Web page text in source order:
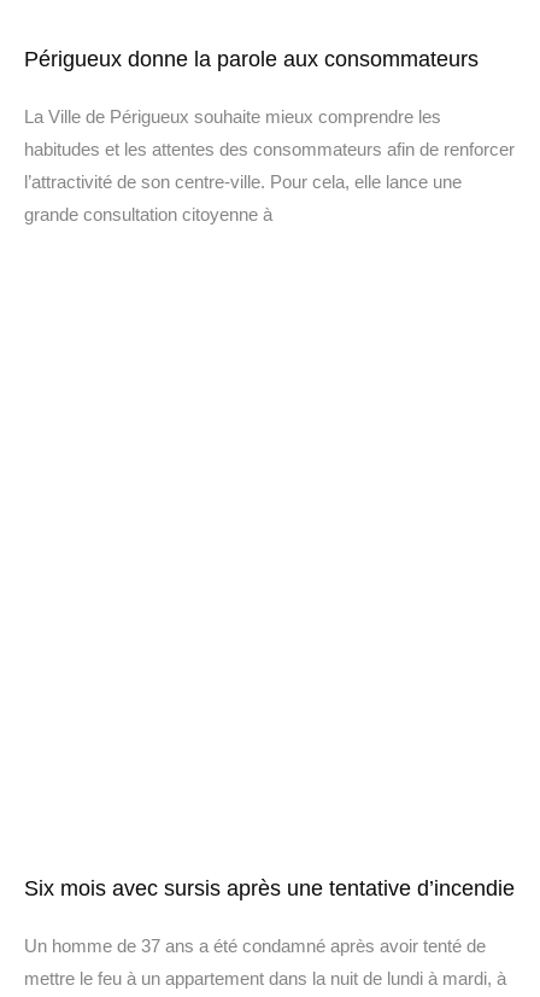
Périgueux donne la parole aux consommateurs
La Ville de Périgueux souhaite mieux comprendre les
habitudes et les attentes des consommateurs afin de renforcer
l’attractivité de son centre-ville. Pour cela, elle lance une
grande consultation citoyenne à
Six mois avec sursis après une tentative d’incendie
Un homme de 37 ans a été condamné après avoir tenté de
mettre le feu à un appartement dans la nuit de lundi à mardi, à